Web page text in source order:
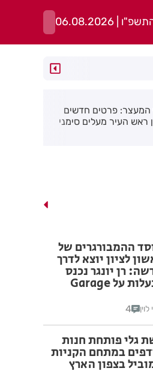
06.08.2026
לראשונה ברחובות -
בקמפינג עירוני לכל
ההמבורגרים של
לציון יוצא לדרך
רן יונגר נכנס
לבעלות על Garage
4
גלי פותחת חנות
במתחם הקניות
בצפון הארץ